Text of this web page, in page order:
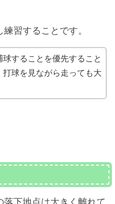
習することです。
することを優先すること
打球を見ながら走っても大
下地点は大きく離れて